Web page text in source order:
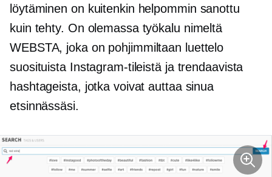
löytäminen on kuitenkin helpommin sanottu
kuin tehty. On olemassa työkalu nimeltä
WEBSTA, joka on pohjimmiltaan luettelo
suosituista Instagram-tileistä ja trendaavista
hashtageista, jotka voivat auttaa sinua
etsinnässäsi.